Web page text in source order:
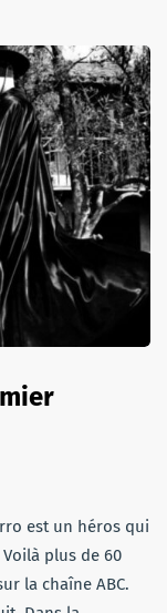
est un héros qui
plus de 60
la chaîne ABC.